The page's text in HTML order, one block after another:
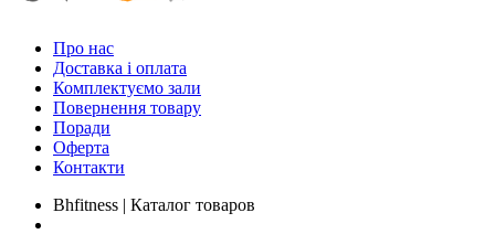
Про нас
Доставка і оплата
Комплектуємо зали
Повернення товару
Поради
Оферта
Контакти
Bhfitness | Каталог товаров